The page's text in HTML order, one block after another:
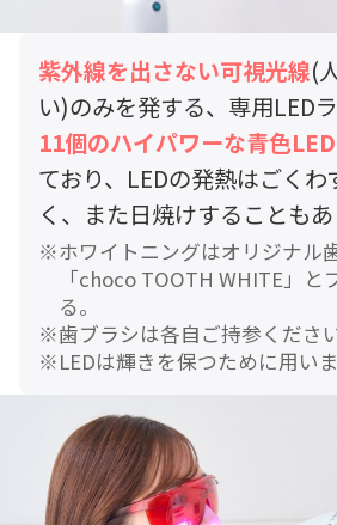
紫外線を出さない可視光線(
い)のみを発する、専用LEDラ
11個のハイパワーな青色
ており、LEDの発熱はごく
く、また日焼けすることもあ
ホワイトニングはオリジナル
「choco TOOTH WHITE」と
る。
歯ブラシは各自ご持参ください
LEDは輝きを保つために用いま